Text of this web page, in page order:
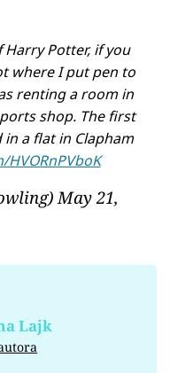
Potter, if you
where I put pen to
renting a room in
shop. The first
a flat in Clapham
May 21,
Lajk